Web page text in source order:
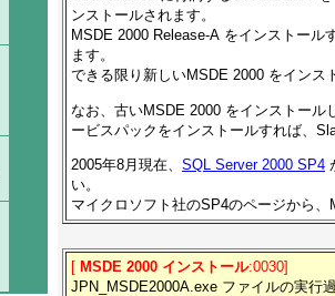
ンストールされます。
MSDE 2000 Release-A をインストール
ます。
できる限り新しいMSDE 2000 をインス
なお、古いMSDE 2000 をインストール
ービスパックをインストールすれば、
2005年8月現在、 SQL Server 2000 SP4
い。
マイクロソフト社のSP4のページから
[ MSDE 2000 インストール:0030]
JPN_MSDE2000A.exe ファイルの実行